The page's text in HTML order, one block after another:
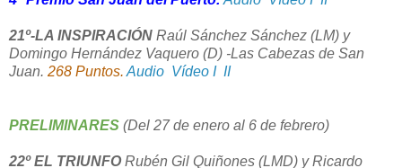
21º-LA INSPIRACIÓN Raúl Sánchez Sánchez (LM) y
Domingo Hernández Vaquero (D) -Las Cabezas de San
Juan. 268 Puntos. Audio Vídeo I II
PRELIMINARES (Del 27 de enero al 6 de febrero)
22º EL TRIUNFORubén Gil Quiñones (LMD) y Ricardo